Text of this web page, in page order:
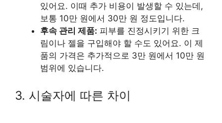
있어요. 이때 추가 비용이 발생할 수 있는데,
보통 10만 원에서 30만 원 정도입니다.
후속 관리 제품: 피부를 진정시키기 위한 크
림이나 젤을 구입해야 할 수도 있어요. 이 제
품의 가격은 추가적으로 3만 원에서 10만 원
범위에 있습니다.
3. 시술자에 따른 차이